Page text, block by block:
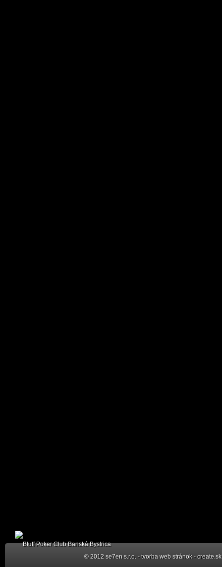
© 2012 se7en s.r.o. -tvorba web stránok - create.sk